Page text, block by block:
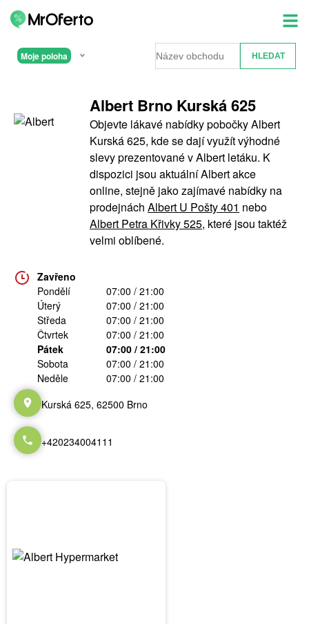
Moje poloha
Albert Brno Kurská 625
Objevte lákavé nabídky pobočky Albert
Kurská 625, kde se dají využít výhodné
slevy prezentované v Albert letáku. K
dispozici jsou aktuální Albert akce
online, stejně jako zajímavé nabídky na
prodejnách Albert U Pošty 401 nebo
Albert Petra Křivky 525, které jsou taktéž
velmi oblíbené.
Zavřeno
Pondělí
07:00 / 21:00
Úterý
07:00 / 21:00
Středa
07:00 / 21:00
Čtvrtek
07:00 / 21:00
Pátek
07:00 / 21:00
Sobota
07:00 / 21:00
Neděle
07:00 / 21:00
Kurská 625, 62500 Brno
+420234004111